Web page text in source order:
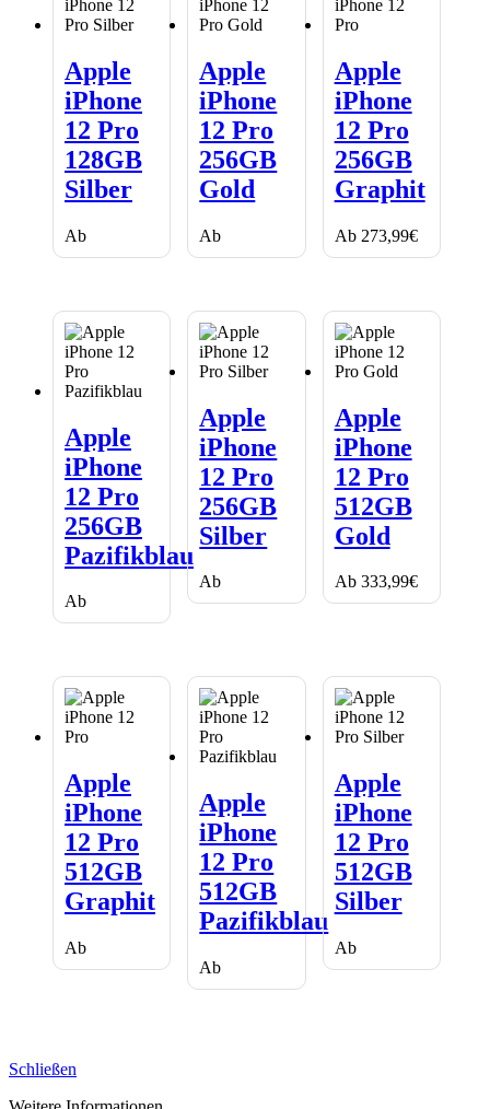
iPhone
12
Pro
128GB
Silber
Apple
iPhone
12 Pro
128GB
Silber
Ab
iPhone
12
Pro
256GB
Gold
Apple
iPhone
12 Pro
256GB
Gold
Ab
iPhone
12
Pro
256GB
Graphit
Apple
iPhone
12 Pro
256GB
Graphit
Ab 273,99€
iPhone
12
Pro
256GB
Pazifikblau
Apple
iPhone
12 Pro
256GB
Pazifikblau
Ab
iPhone
12
Pro
256GB
Silber
Apple
iPhone
12 Pro
256GB
Silber
Ab
iPhone
12
Pro
512GB
Gold
Apple
iPhone
12 Pro
512GB
Gold
Ab 333,99€
iPhone
12
Pro
512GB
Graphit
Apple
iPhone
12 Pro
512GB
Graphit
Ab
iPhone
12
Pro
512GB
Pazifikblau
Apple
iPhone
12 Pro
512GB
Pazifikblau
Ab
iPhone
12
Pro
512GB
Silber
Apple
iPhone
12 Pro
512GB
Silber
Ab
Schließen